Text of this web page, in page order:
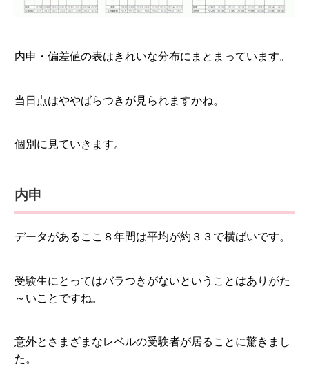
内申・偏差値の表はきれいな分布にまとまっています。
当日点はややばらつきが見られますかね。
個別に見ていきます。
内申
データがあるここ８年間は平均が約３３で横ばいです。
受験生にとってはバラつきがないということはありがた
～いことですね。
意外とさまざまなレベルの受験者が居ることに驚きまし
た。